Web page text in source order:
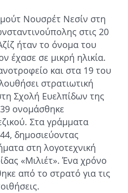
Νουσρέτ Νεσίν στη
στις 20
ήταν το όνομα του
έχασε σε μικρή ηλικία.
και στα 19 του
στρατιωτική
Σχολή Ευελπίδων της
ονομάσθηκε
Στα γράμματα
δημοσιεύοντας
στη λογοτεχνική
«Μιλιέτ». Ένα χρόνο
από το στρατό για τις